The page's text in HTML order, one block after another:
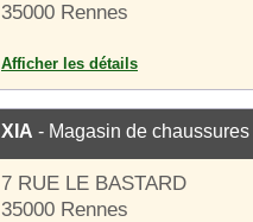
35000 Rennes
Afficher les détails
XIA - Magasin de chaussures
7 RUE LE BASTARD
35000 Rennes